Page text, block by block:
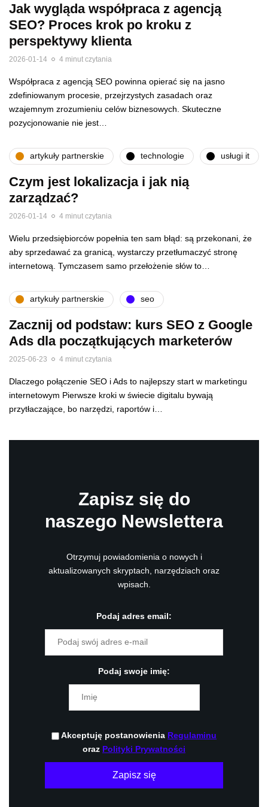
Jak wygląda współpraca z agencją
SEO? Proces krok po kroku z
perspektywy klienta
2026-01-14 4 minut czytania
Współpraca z agencją SEO powinna opierać się na jasno
zdefiniowanym procesie, przejrzystych zasadach oraz
wzajemnym zrozumieniu celów biznesowych. Skuteczne
pozycjonowanie nie jest…
artykuły partnerskie technologie usługi it
Czym jest lokalizacja i jak nią
zarządzać?
2026-01-14 4 minut czytania
Wielu przedsiębiorców popełnia ten sam błąd: są przekonani, że
aby sprzedawać za granicą, wystarczy przetłumaczyć stronę
internetową. Tymczasem samo przełożenie słów to…
artykuły partnerskie seo
Zacznij od podstaw: kurs SEO z Google
Ads dla początkujących marketerów
2025-06-23 4 minut czytania
Dlaczego połączenie SEO i Ads to najlepszy start w marketingu
internetowym Pierwsze kroki w świecie digitalu bywają
przytłaczające, bo narzędzi, raportów i…
Zapisz się do
naszego Newslettera
Otrzymuj powiadomienia o nowych i
aktualizowanych skryptach, narzędziach oraz
wpisach.
Podaj adres email:
Podaj swoje imię:
Akceptuję postanowienia Regulaminu
oraz Polityki Prywatności
Zapisz się